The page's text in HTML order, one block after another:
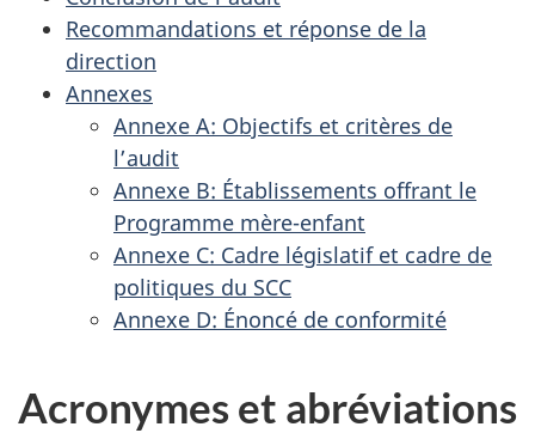
Recommandations et réponse de la
direction
Annexes
Annexe A: Objectifs et critères de
l’audit
Annexe B: Établissements offrant le
Programme mère-enfant
Annexe C: Cadre législatif et cadre de
politiques du SCC
Annexe D: Énoncé de conformité
Acronymes et abréviations